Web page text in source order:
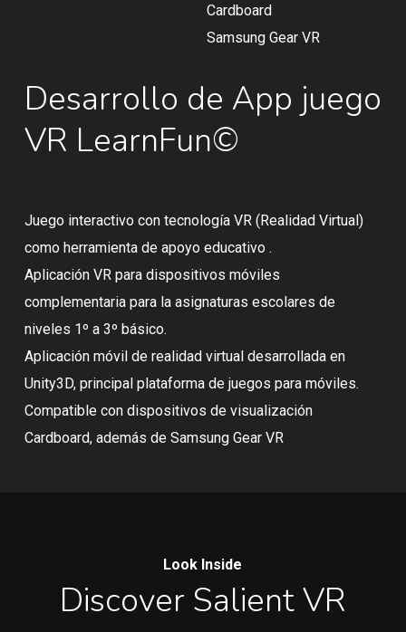
Cardboard
Samsung Gear VR
Desarrollo de App juego
VR LearnFun©
Juego interactivo con tecnología VR (Realidad Virtual)
como herramienta de apoyo educativo .
Aplicación VR para dispositivos móviles
complementaria para la asignaturas escolares de
niveles 1º a 3º básico.
Aplicación móvil de realidad virtual desarrollada en
Unity3D, principal plataforma de juegos para móviles.
Compatible con dispositivos de visualización
Cardboard, además de Samsung Gear VR
Look Inside
Discover Salient VR